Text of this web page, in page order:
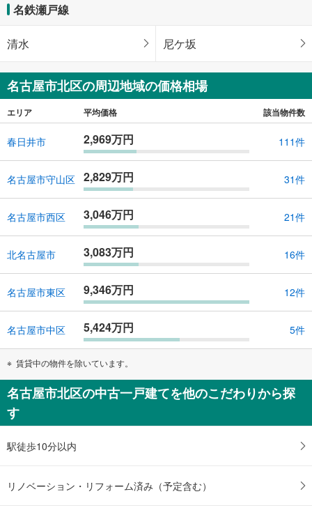
名鉄瀬戸線
清水 尼ケ坂
名古屋市北区の周辺地域の価格相場
エリア 平均価格 該当物件数
春日井市 2,969万円 111件
名古屋市守山区 2,829万円 31件
名古屋市西区 3,046万円 21件
北名古屋市 3,083万円 16件
名古屋市東区 9,346万円 12件
名古屋市中区 5,424万円 5件
賃貸中の物件を除いています。
名古屋市北区の中古一戸建てを他のこだわりから探
す
駅徒歩10分以内
リノベーション・リフォーム済み（予定含む）